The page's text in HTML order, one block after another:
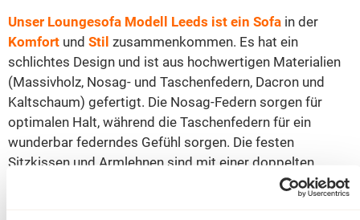
Unser Loungesofa Modell Leeds ist ein Sofa in der
Komfort und Stil zusammenkommen. Es hat ein
schlichtes Design und ist aus hochwertigen Materialien
(Massivholz, Nosag- und Taschenfedern, Dacron und
Kaltschaum) gefertigt. Die Nosag-Federn sorgen für
optimalen Halt, während die Taschenfedern für ein
wunderbar federndes Gefühl sorgen. Die festen
Sitzkissen und Armlehnen sind mit einer doppelten
französischen Naht versehen. Jedes Element steht stabil